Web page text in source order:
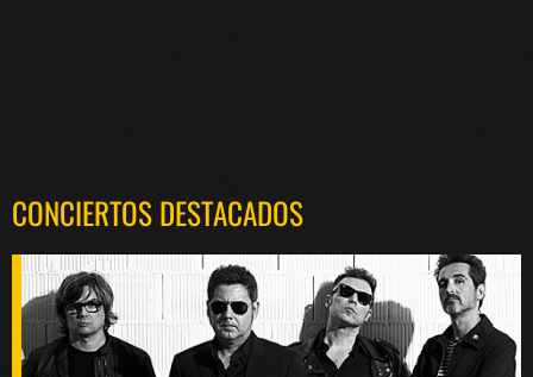
CONCIERTOS DESTACADOS